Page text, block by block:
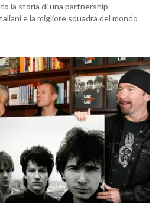
la storia di una partnership
e la migliore squadra del mondo